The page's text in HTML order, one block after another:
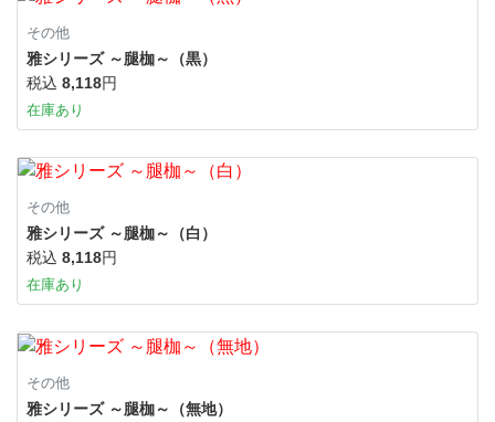
その他
雅シリーズ ～腿枷～（黒）
税込 8,118円
在庫あり
その他
雅シリーズ ～腿枷～（白）
税込 8,118円
在庫あり
その他
雅シリーズ ～腿枷～（無地）